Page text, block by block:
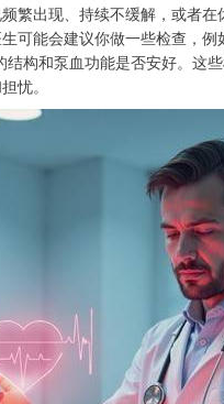
繁出现、持续不缓解，或者
可能会建议你做一些检查，
构和泵血功能是否安好。这
忧。